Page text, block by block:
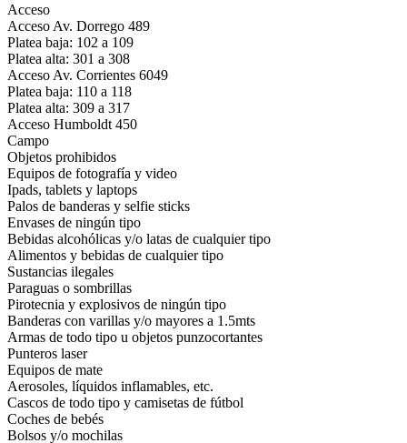
Acceso
Acceso Av. Dorrego 489
Platea baja: 102 a 109
Platea alta: 301 a 308
Acceso Av. Corrientes 6049
Platea baja: 110 a 118
Platea alta: 309 a 317
Acceso Humboldt 450
Campo
Objetos prohibidos
Equipos de fotografía y video
Ipads, tablets y laptops
Palos de banderas y selfie sticks
Envases de ningún tipo
Bebidas alcohólicas y/o latas de cualquier tipo
Alimentos y bebidas de cualquier tipo
Sustancias ilegales
Paraguas o sombrillas
Pirotecnia y explosivos de ningún tipo
Banderas con varillas y/o mayores a 1.5mts
Armas de todo tipo u objetos punzocortantes
Punteros laser
Equipos de mate
Aerosoles, líquidos inflamables, etc.
Cascos de todo tipo y camisetas de fútbol
Coches de bebés
Bolsos y/o mochilas